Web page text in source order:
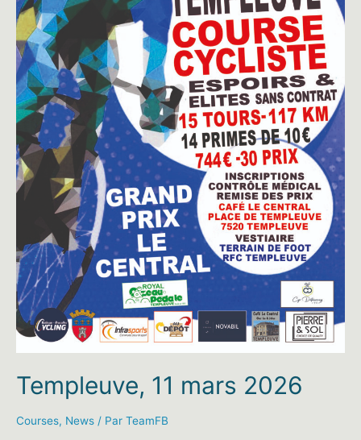
Templeuve, 11 mars 2026
Courses, News / Par TeamFB